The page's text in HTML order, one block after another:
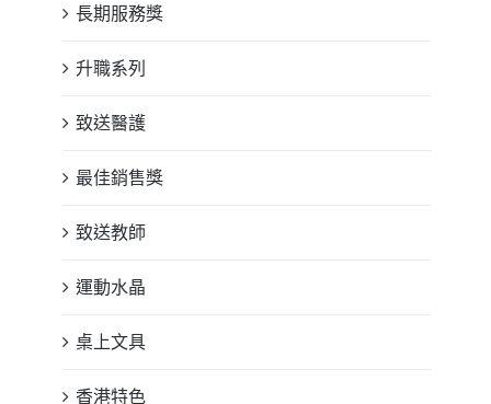
長期服務獎
升職系列
致送醫護
最佳銷售獎
致送教師
運動水晶
桌上文具
香港特色